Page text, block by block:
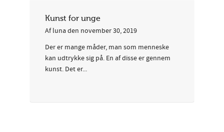
Kunst for unge
Aflunaden november 30, 2019
Der er mange måder, man som menneske
kan udtrykke sig på. En af disse er gennem
kunst. Det er...